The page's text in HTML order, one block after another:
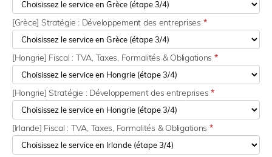
[Grèce] Stratégie : Développement des entreprises *
[Hongrie] Fiscal : TVA, Taxes, Formalités & Obligations *
[Hongrie] Stratégie : Développement des entreprises *
[Irlande] Fiscal : TVA, Taxes, Formalités & Obligations *